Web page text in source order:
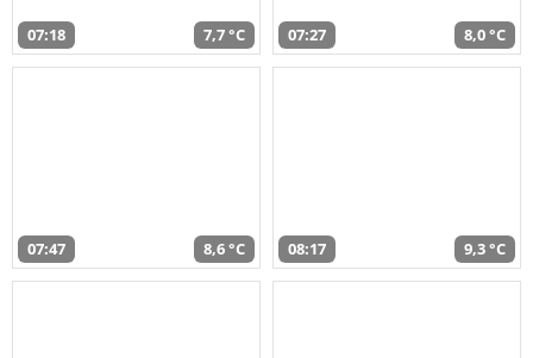
07:18 7,7 °C 07:27 8,0 °C
07:47 8,6 °C 08:17 9,3 °C